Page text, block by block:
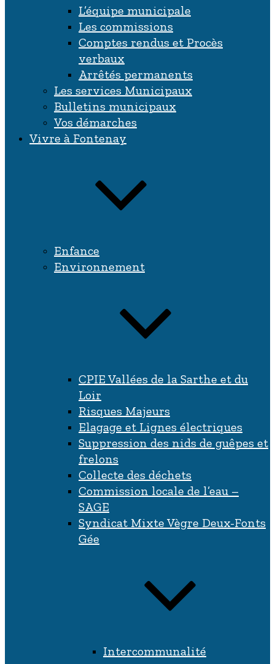
L’équipe municipale
Les commissions
Comptes rendus et Procès
verbaux
Arrêtés permanents
Les services Municipaux
Bulletins municipaux
Vos démarches
Vivre à Fontenay
Enfance
Environnement
CPIE Vallées de la Sarthe et du
Loir
Risques Majeurs
Elagage et Lignes électriques
Suppression des nids de guêpes et
frelons
Collecte des déchets
Commission locale de l’eau –
SAGE
Syndicat Mixte Vègre Deux-Fonts
Gée
Intercommunalité